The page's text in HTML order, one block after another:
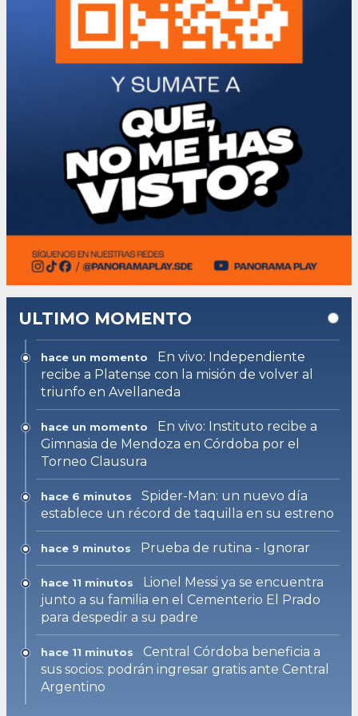
ULTIMO MOMENTO
hace un momento
En vivo: Independiente
recibe a Platense con la misión de volver al
triunfo en Avellaneda
hace un momento
En vivo: Instituto recibe a
Gimnasia de Mendoza en Córdoba por el
Torneo Clausura
hace 6 minutos
Spider-Man: un nuevo día
establece un récord de taquilla en su estreno
hace 9 minutos Prueba de rutina - Ignorar
hace 11 minutos
Lionel Messi ya se encuentra
junto a su familia en el Cementerio El Prado
para despedir a su padre
hace 11 minutos
Central Córdoba beneficia a
sus socios: podrán ingresar gratis ante Central
Argentino